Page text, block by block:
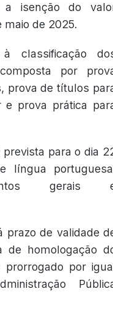
a isenção do
maio de 2025.
classificação
por
prova de títulos
e prova prática
prevista para o dia
língua
gerais
prazo de validade
de homologação
prorrogado por